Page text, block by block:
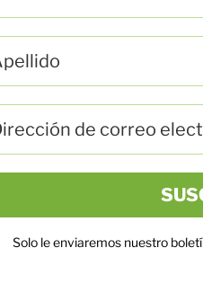
Solo le enviaremos nuestro